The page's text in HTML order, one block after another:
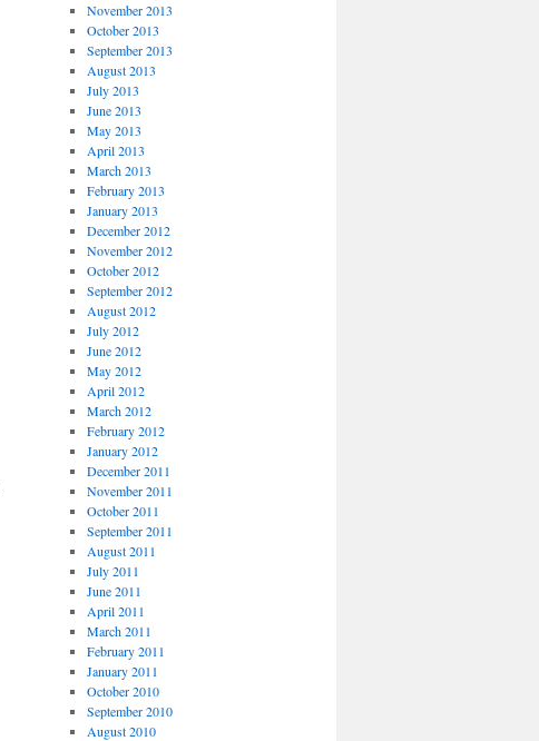
November 2013
October 2013
September 2013
August 2013
July 2013
June 2013
May 2013
April 2013
March 2013
February 2013
January 2013
December 2012
November 2012
October 2012
September 2012
August 2012
July 2012
June 2012
May 2012
April 2012
March 2012
February 2012
January 2012
December 2011
November 2011
October 2011
September 2011
August 2011
July 2011
June 2011
April 2011
March 2011
February 2011
January 2011
October 2010
September 2010
August 2010